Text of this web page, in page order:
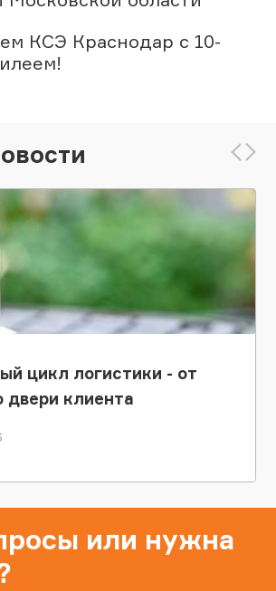
КСЭ Краснодар с 10-
цикл логистики - от
двери клиента
или нужна